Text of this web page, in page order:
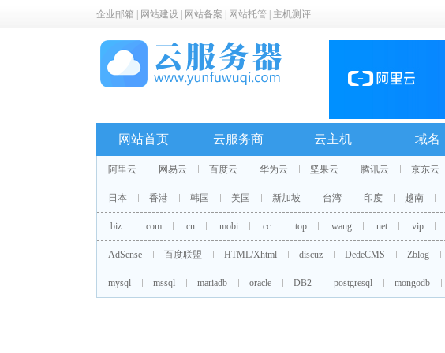
企业邮箱 网站建设 网站备案 网站托管 主机测评
网站首页 云服务商 云主机 域名
阿里云 网易云 百度云 华为云 坚果云 腾讯云 京东云
日本 香港 韩国 美国 新加坡 台湾 印度 越南
.biz .com .cn .mobi .cc .top .wang .net .vip
AdSense 百度联盟 HTML/Xhtml discuz DedeCMS Zblog
mysql mssql mariadb oracle DB2 postgresql mongodb